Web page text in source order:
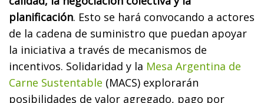
planificación. Esto se hará convocando a actores
de la cadena de suministro que puedan apoyar
la iniciativa a través de mecanismos de
incentivos. Solidaridad y la Mesa Argentina de
Carne Sustentable (MACS) explorarán
posibilidades de valor agregado, pago por